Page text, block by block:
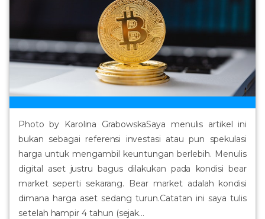
Photo by Karolina GrabowskaSaya menulis artikel ini
bukan sebagai referensi investasi atau pun spekulasi
harga untuk mengambil keuntungan berlebih. Menulis
digital aset justru bagus dilakukan pada kondisi bear
market seperti sekarang. Bear market adalah kondisi
dimana harga aset sedang turun.Catatan ini saya tulis
setelah hampir 4 tahun (sejak...